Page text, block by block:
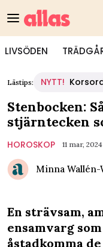
LIVSÖDEN
Lästips: NYTT!
Stenbocken:
stjärntecken
HOROSKOP 11 mar, 2024
Minna Wallén-
En strävsam,
ensamvarg
åstadkomma